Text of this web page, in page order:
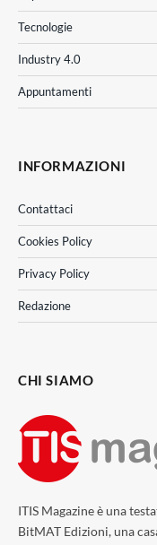
Tecnologie
Industry 4.0
Appuntamenti
INFORMAZIONI
Contattaci
Cookies Policy
Privacy Policy
Redazione
CHI SIAMO
ITIS Magazine è una
BitMAT Edizioni, una